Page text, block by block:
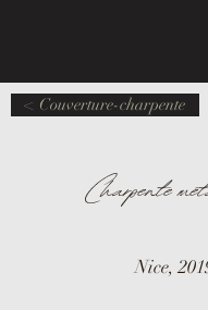
< Couverture-charpente
Charpente
Nice,